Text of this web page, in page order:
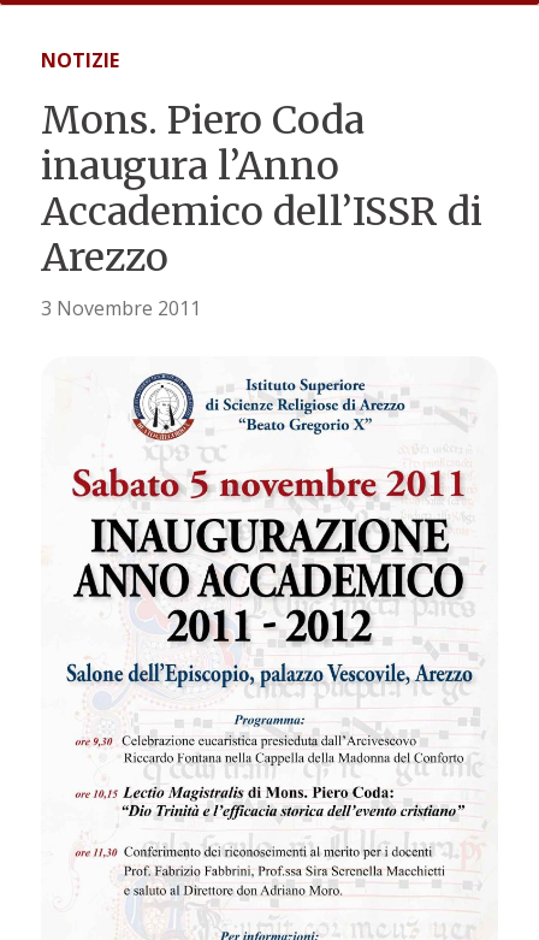
NOTIZIE
Mons. Piero Coda
inaugura l’Anno
Accademico dell’ISSR di
Arezzo
3 Novembre 2011